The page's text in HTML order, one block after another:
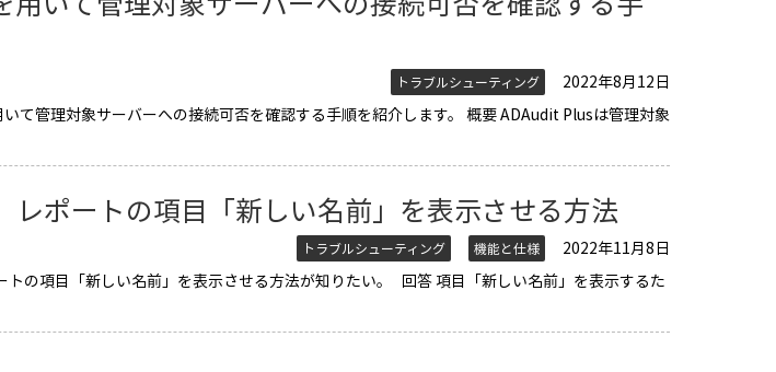
トラブルシューティング
2022年8月12日
て管理対象サーバーへの接続可否を確認する手順を紹介します。 概要 ADAudit Plusは管理対象
レポートの項目「新しい名前」を表示させる方法
トラブルシューティング 機能と仕様
2022年11月8日
トの項目「新しい名前」を表示させる方法が知りたい。 回答 項目「新しい名前」を表示するた